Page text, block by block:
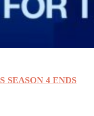
SEASON 4 ENDS